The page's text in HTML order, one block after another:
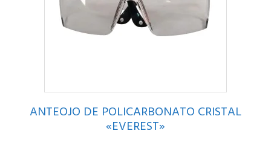
ANTEOJO DE POLICARBONATO CRISTAL
«EVEREST»